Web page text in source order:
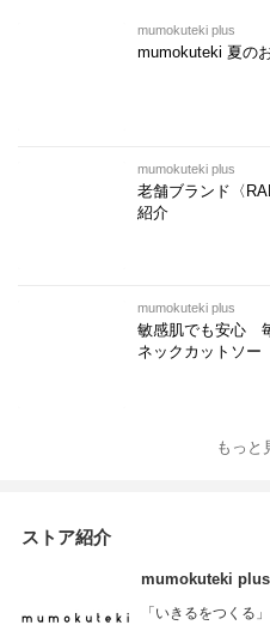
mumokuteki plus
mumokuteki 夏の
mumokuteki plus
老舗ブランド〈
紹介
mumokuteki plus
敏感肌でも安心
ネックカットソー
もっと
ストア紹介
mumokuteki plus
「いきるをつくる